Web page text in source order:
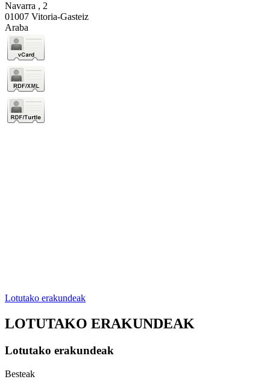
Navarra , 2
01007 Vitoria-Gasteiz
Araba
Lotutako erakundeak
LOTUTAKO ERAKUNDEAK
Lotutako erakundeak
Besteak